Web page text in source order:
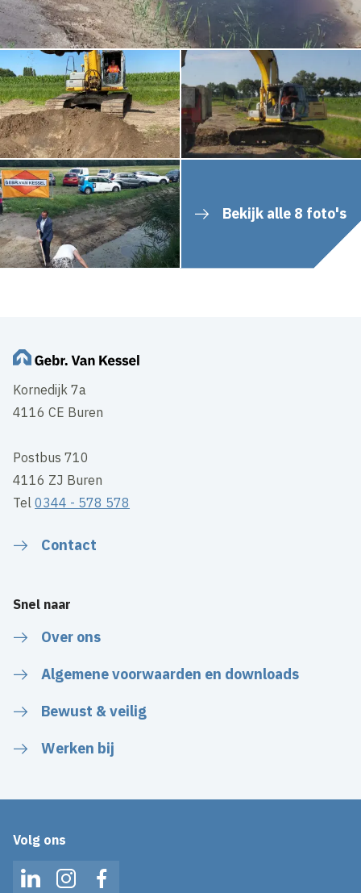
Bekijk alle 8 foto's
Kornedijk 7a
4116 CE Buren
Postbus 710
4116 ZJ Buren
Tel0344 - 578 578
Contact
Snel naar
Over ons
Algemene voorwaarden en downloads
Bewust & veilig
Werken bij
Volg ons
LinkedInInstagramFacebook